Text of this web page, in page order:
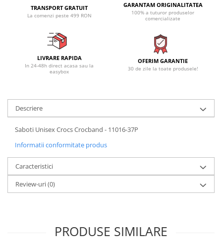
TRANSPORT GRATUIT
La comenzi peste 499 RON
GARANTAM ORIGINALITATEA
100% a tuturor produselor
comercializate
LIVRARE RAPIDA
In 24-48h direct acasa sau la
easybox
OFERIM GARANTIE
30 de zile la toate produsele!
Descriere
Saboti Unisex Crocs Crocband - 11016-37P
Informatii conformitate produs
Caracteristici
Review-uri(0)
PRODUSE SIMILARE